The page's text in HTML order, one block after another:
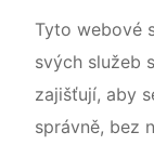
Tyto webové
svých služeb
zajišťují, aby
správně, bez